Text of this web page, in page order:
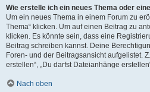
Wie erstelle ich ein neues Thema oder
Um ein neues Thema in einem Forum zu
Thema“ klicken. Um auf einen Beitrag zu
klicken. Es könnte sein, dass eine
Beitrag schreiben kannst. Deine
Foren- und der Beitragsansicht aufgelistet.
erstellen“, „Du darfst Dateianhänge
Nach oben